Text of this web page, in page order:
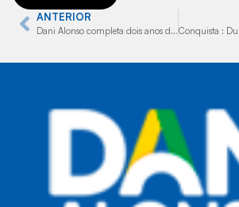
ANTERIOR
Dani Alonso completa dois anos de mandato com grandes conquistas